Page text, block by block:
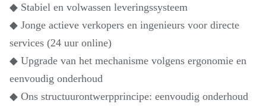
◆ Stabiel en volwassen leveringssysteem
◆ Jonge actieve verkopers en ingenieurs voor directe
services (24 uur online)
◆ Upgrade van het mechanisme volgens ergonomie en
eenvoudig onderhoud
◆ Ons structuurontwerpprincipe: eenvoudig onderhoud